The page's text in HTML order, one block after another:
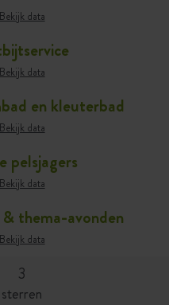
Bekijk data
Bekijk data
en kleuterbad
Bekijk data
pelsjagers
Bekijk data
thema-avonden
Bekijk data
3
sterren